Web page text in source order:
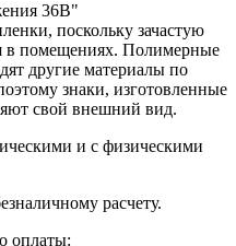
36В"
поскольку зачастую
в помещениях. Полимерные
другие материалы по
знаки, изготовленные
свой внешний вид.
и с физическими
расчету.
оплаты: